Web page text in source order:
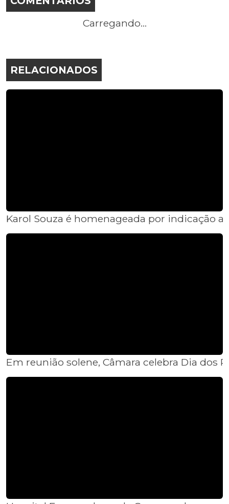
Carregando...
RELACIONADOS
Karol Souza é homenageada por indicação
Em reunião solene, Câmara celebra Dia dos